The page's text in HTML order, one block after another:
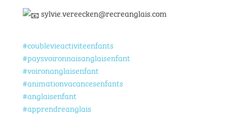
sylvie.vereecken@recreanglais.com
#coublevieactiviteenfants
#paysvoironnaisanglaisenfant
#voironanglaisenfant
#animationvacancesenfants
#anglaisenfant
#apprendreanglais